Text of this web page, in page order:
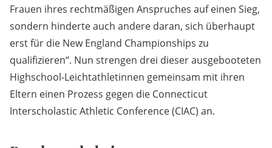
Frauen ihres rechtmäßigen Anspruches auf einen Sieg,
sondern hinderte auch andere daran, sich überhaupt
erst für die New England Championships zu
qualifizieren“. Nun strengen drei dieser ausgebooteten
Highschool-Leichtathletinnen gemeinsam mit ihren
Eltern einen Prozess gegen die Connecticut
Interscholastic Athletic Conference (CIAC) an.